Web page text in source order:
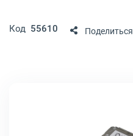
Код 55610 Поделиться